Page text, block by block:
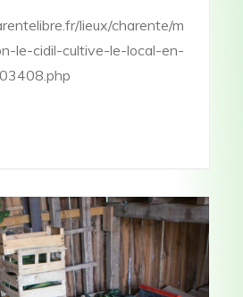
lieux/charente/m
le-cidil-cultive-le-local-en-